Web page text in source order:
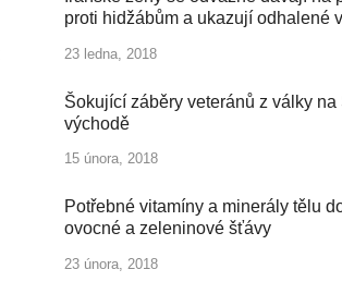
proti hidžábům a ukazují odhalené
23 ledna, 2018
Šokující záběry veteránů z války na
východě
15 února, 2018
Potřebné vitamíny a minerály tělu
ovocné a zeleninové šťávy
23 února, 2018